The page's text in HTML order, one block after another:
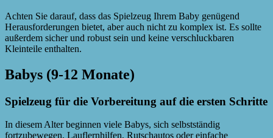
Achten Sie darauf, dass das Spielzeug Ihrem Baby genügend
Herausforderungen bietet, aber auch nicht zu komplex ist. Es sollte
außerdem sicher und robust sein und keine verschluckbaren
Kleinteile enthalten.
Babys (9-12 Monate)
Spielzeug für die Vorbereitung auf die ersten Schritte
In diesem Alter beginnen viele Babys, sich selbstständig
fortzubewegen. Lauflernhilfen, Rutschautos oder einfache